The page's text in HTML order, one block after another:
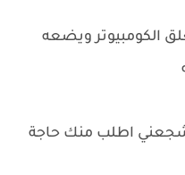
الكومبيوتر ويضعه
اطلب منك حاجة